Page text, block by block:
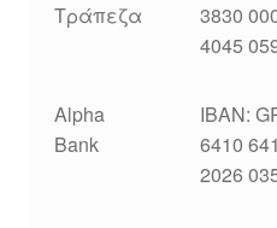
Ο λογαριασμός μου
Πολιτική Απορρήτου
Τράπεζα
3830
4045
Alpha
Bank
IBAN:
6410
2026